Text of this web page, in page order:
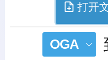
打开
OGA